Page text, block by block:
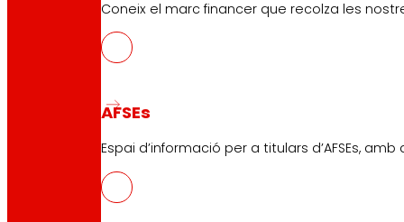
Coneix el marc financer que recolza les
AFSEs
Espai d’informació per a titulars d’AFSEs,
Atenció al Client
Botigues en línia
Retirades de producte
Formes de pagament